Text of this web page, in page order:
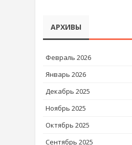
АРХИВЫ
Февраль 2026
Январь 2026
Декабрь 2025
Ноябрь 2025
Октябрь 2025
Сентябрь 2025